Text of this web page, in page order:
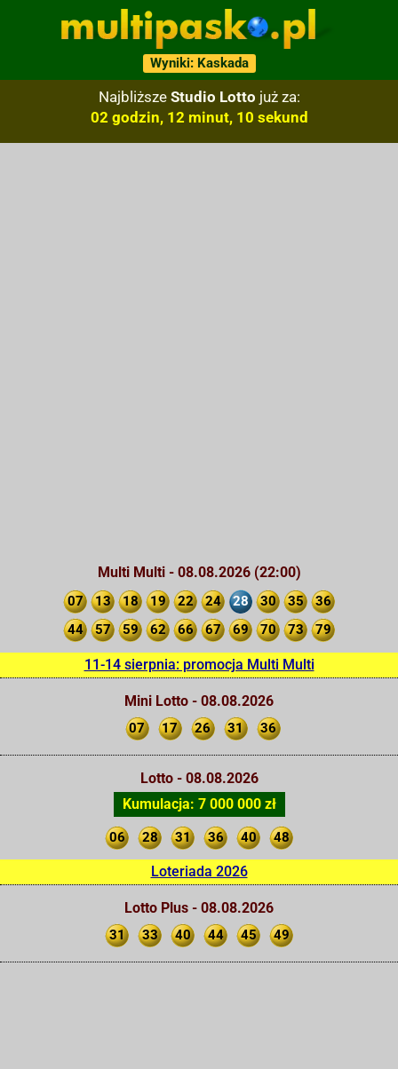
Wyniki: Kaskada
Najbliższe Studio Lotto już za:
02 godzin, 12 minut, 09 sekund
Multi Multi - 08.08.2026 (22:00)
07 13 18 19 22 24 28 30 35
36
44
57 59 62 66 67 69 70 73 79
11-14 sierpnia: promocja Multi Multi
Mini Lotto - 08.08.2026
07 17 26 31 36
Lotto - 08.08.2026
Kumulacja: 7 000 000 zł
06 28 31 36 40 48
Loteriada 2026
Lotto Plus - 08.08.2026
31 33 40 44 45 49